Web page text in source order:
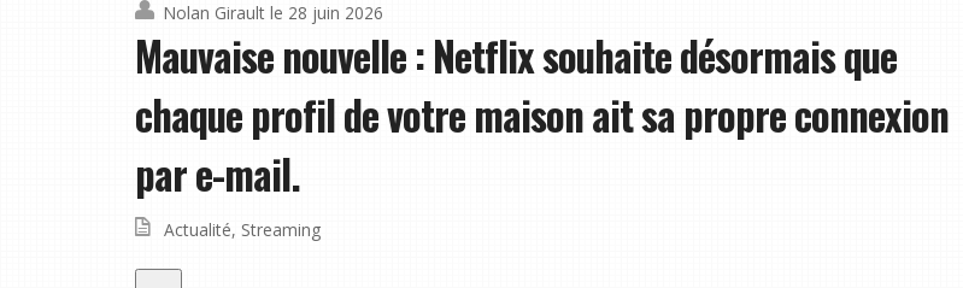
Nolan Girault le 28 juin 2026
Mauvaise nouvelle : Netflix souhaite désormais que
chaque profil de votre maison ait sa propre connexion
par e-mail.
Actualité, Streaming